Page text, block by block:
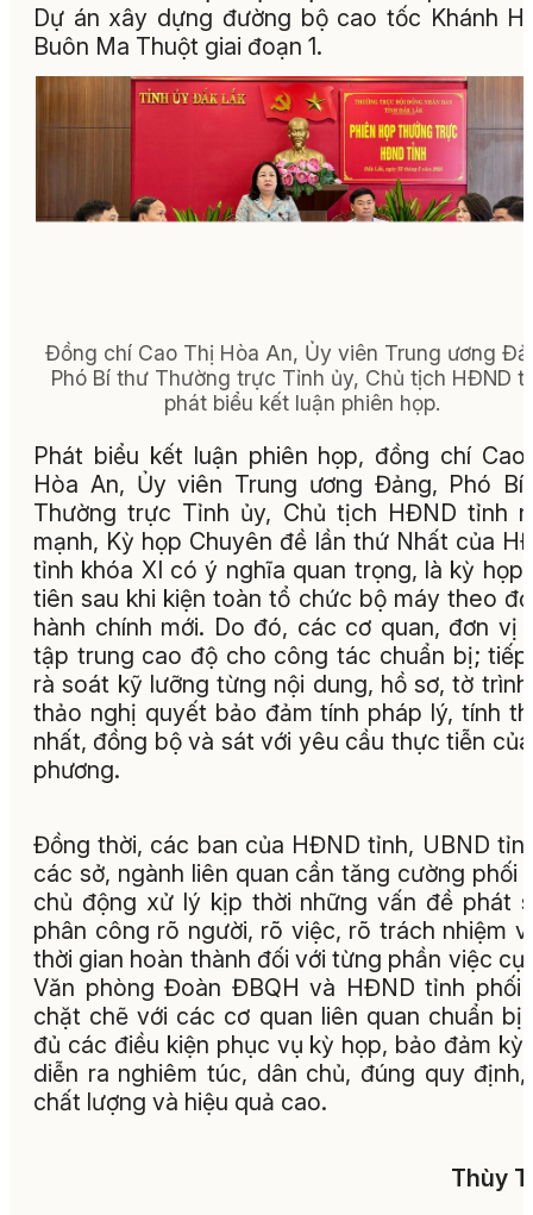
Dự án xây dựng đường bộ cao tốc Khánh
Buôn Ma Thuột giai đoạn 1.
Đồng chí Cao Thị Hòa An, Ủy viên Trung ương
Phó Bí thư Thường trực Tỉnh ủy, Chủ tịch HĐND
phát biểu kết luận phiên họp.
Phát biểu kết luận phiên họp, đồng chí
Hòa An, Ủy viên Trung ương Đảng, Phó Bí
Thường trực Tỉnh ủy, Chủ tịch HĐND tỉnh
mạnh, Kỳ họp Chuyên đề lần thứ Nhất của
tỉnh khóa XI có ý nghĩa quan trọng, là kỳ họp
tiên sau khi kiện toàn tổ chức bộ máy theo
hành chính mới. Do đó, các cơ quan, đơn vị
tập trung cao độ cho công tác chuẩn bị;
rà soát kỹ lưỡng từng nội dung, hồ sơ, tờ
thảo nghị quyết bảo đảm tính pháp lý, tính
nhất, đồng bộ và sát với yêu cầu thực tiễn
phương.
Đồng thời, các ban của HĐND tỉnh, UBND
các sở, ngành liên quan cần tăng cường phối
chủ động xử lý kịp thời những vấn đề phát
phân công rõ người, rõ việc, rõ trách nhiệm
thời gian hoàn thành đối với từng phần việc cụ
Văn phòng Đoàn ĐBQH và HĐND tỉnh phối
chặt chẽ với các cơ quan liên quan chuẩn bị
đủ các điều kiện phục vụ kỳ họp, bảo đảm kỳ
diễn ra nghiêm túc, dân chủ, đúng quy
chất lượng và hiệu quả cao.
Thùy